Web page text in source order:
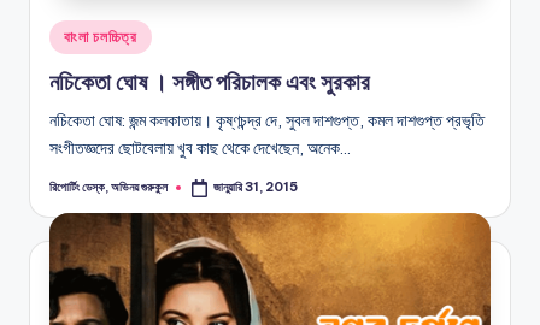
Posted
in
বাংলা চলচ্চিত্র
নচিকেতা ঘোষ । সঙ্গীত পরিচালক এবং সুরকার
নচিকেতা ঘোষ: জন্ম কলকাতায়। কৃষ্ণচন্দ্র দে, সুবল দাশগুপ্ত, কমল দাশগুপ্ত প্রভৃতি
সংগীতজ্ঞদের ছোটবেলায় খুব কাছ থেকে দেখেছেন, অনেক…
Posted
রিপোর্টিং ডেস্ক, অভিনয় গুরুকুল জানুয়ারি 31, 2015